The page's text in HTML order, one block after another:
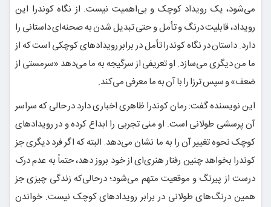
می‌شود، یک رویداد کوچک و بی‌اهمیت نیست. از نگاه کوندرا این
رویداد، قابلیت درنگ و تأمل و حتی تبدیل شدن به صحنه‌ای داستانی را
دارد. داستان در نگاه کوندرا تأمل در برابر رویدادهای کوچکی است که از
ما من دیگری می‌سازد. او تعریفی از سرگیجه به ما می‌دهد «سرمستی از
ضعف» و سپس ترزا را با آن به ما معرفی می‌کند.
این نویسنده گفت: رمان کوندرا ظاهری اخباری دارد در حالی که سراسر
آن پرسشی طولانی است. او منی تجربی را ابداع کرده و در رویدادهای
کوچک نحوه تغییر آن را به ما نشان می‌دهد. البته که اگر فرد دیگری جز
کوندرا بخواهد چنین رفتار هنری‌ای از خود بروز دهد، حتماً به عدم درک
درست از پیرنگ و موقعیت متهم می‌شود؛ درحالی‌که زندگی چیزی جز
همین درنگ‌های طولانی در برابر رویدادهای کوچک نیست. خواندن